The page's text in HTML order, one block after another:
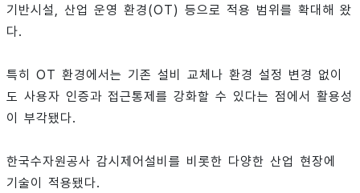
기반시설, 산업 운영 환경(OT) 등으로 적용 범위를 확대해 왔
다.
특히 OT 환경에서는 기존 설비 교체나 환경 설정 변경 없이
도 사용자 인증과 접근통제를 강화할 수 있다는 점에서 활용성
이 부각됐다.
한국수자원공사 감시제어설비를 비롯한 다양한 산업 현장에
기술이 적용됐다.